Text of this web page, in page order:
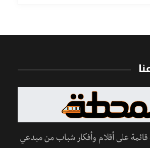
قائمة على أقلام وأفكار شباب من مبدعي